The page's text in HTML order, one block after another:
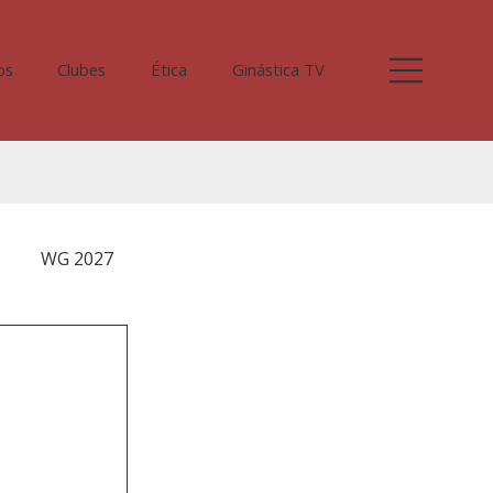
Clubes Ética Ginástica TV
WG 2027